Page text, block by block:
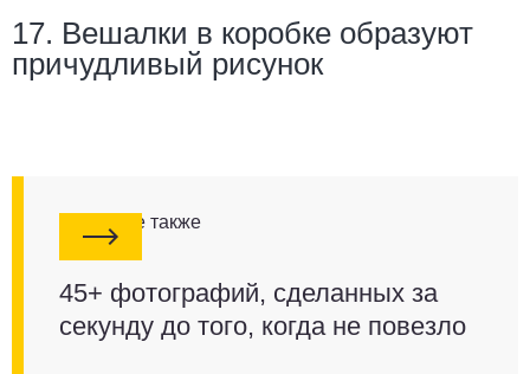
17. Вешалки в коробке образуют
причудливый рисунок
Смотрите также
45+ фотографий, сделанных за
секунду до того, когда не повезло